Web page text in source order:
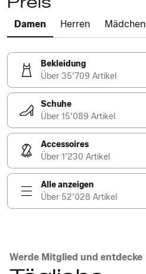
Damen Herren Mädchen
Bekleidung
Über 35’709 Artikel
Schuhe
Über 15’089 Artikel
Accessoires
Über 1’230 Artikel
Alle anzeigen
Über 52’028 Artikel
Werde Mitglied und entdecke